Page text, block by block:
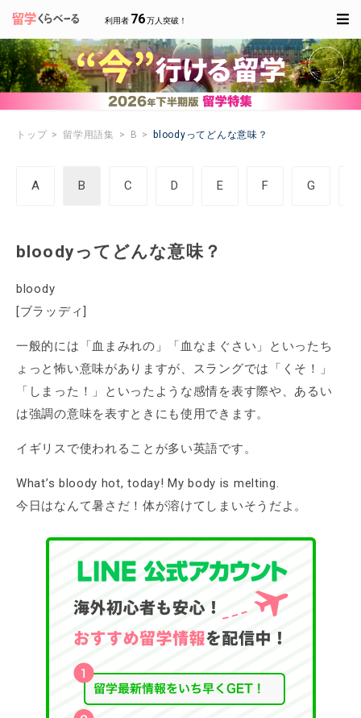
利用者 76万人突破！
トップ 留学用語集 B bloodyってどんな意味？
A B C D E F G
bloodyってどんな意味？
bloody
[ブラッディ]
一般的には「血まみれの」「血なまぐさい」といったち
ょっと怖い意味がありますが、スラングでは「くそ！」
「しまった！」といったような感情を表す際や、あるい
は強調の意味を表すときにも使用できます。
イギリスで使われることが多い英語です。
What’s bloody hot, today! My body is melting.
今日はなんて暑さだ！体が溶けてしまいそうだよ。